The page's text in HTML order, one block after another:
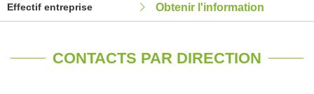
Effectif entreprise Obtenir l'information
CONTACTS PAR DIRECTION